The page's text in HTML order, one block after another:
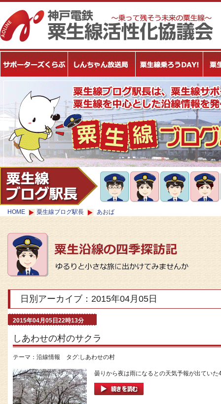
HOME 粟生線ブログ駅長 あおば
日別アーカイブ：2015年04月05日
2015年04月05日22時13分
しあわせの村のサクラ
テーマ： 沿線情報 タグ:しあわせの村
曇りから夜は雨になるとの天気予報が出てい